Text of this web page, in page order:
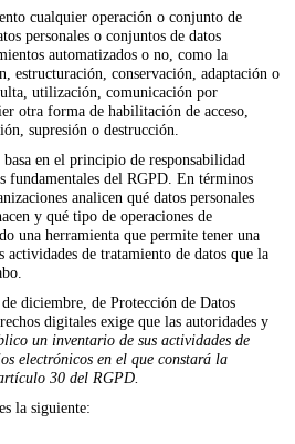
cualquier operación o conjunto de
personales o conjuntos de datos
automatizados o no, como la
estructuración, conservación, adaptación o
utilización, comunicación por
otra forma de habilitación de acceso,
supresión o destrucción.
en el principio de responsabilidad
fundamentales del RGPD. En términos
analicen qué datos personales
y qué tipo de operaciones de
una herramienta que permite tener una
actividades de tratamiento de datos que la
de diciembre, de Protección de Datos
digitales exige que las autoridades y
un inventario de sus actividades de
electrónicos en el que constará la
30 del RGPD
la siguiente: